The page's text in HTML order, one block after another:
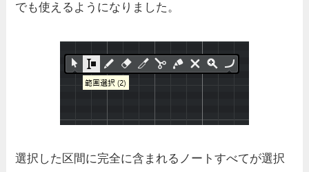
でも使えるようになりました。
選択した区間に完全に含まれるノートすべてが選択